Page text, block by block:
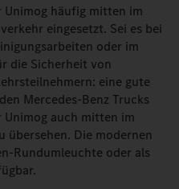
häufig mitten im
eingesetzt. Sei es bei
oder im
die Sicherheit von
eine gute
Mercedes-Benz Trucks
auch mitten im
übersehen. Die modernen
Rundumleuchte oder als